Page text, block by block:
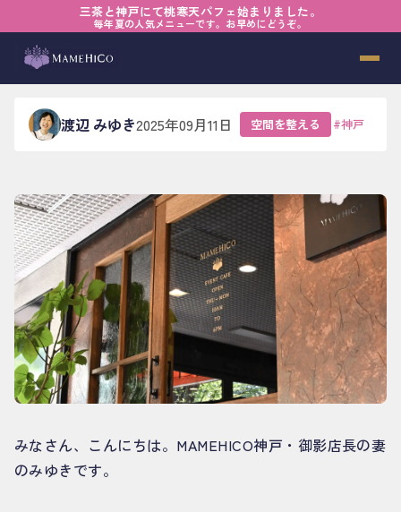
三茶と神戸にて桃寒天パフェ始まりました。
毎年夏の人気メニューです。お早めにどうぞ。
ブログ› 空間を整える› ここから、またはじまる
ここから、またはじまる
渡辺 みゆき2025年09月11日 空間を整える #神戸
みなさん、こんにちは。MAMEHICO神戸・御影店長の妻
のみゆきです。